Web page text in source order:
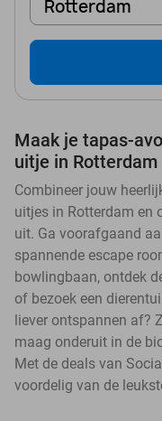
Rotterdam
Maak je tapas-
uitje in
Combineer jouw
uitjes in Rotterdam en
uit. Ga voorafgaand
spannende escape
bowlingbaan, ontdek
of bezoek een
liever ontspannen af?
maag onderuit in de
Met de deals van
voordelig van de